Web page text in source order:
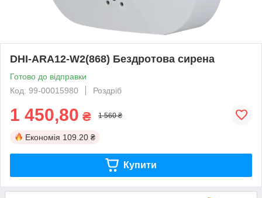
DHI-ARA12-W2(868) Бездротова сирена
Готово до відправки
Код: 99-00015980
Роздріб
1 450,80 ₴ 1 560 ₴
Економія 109.20 ₴
Купити